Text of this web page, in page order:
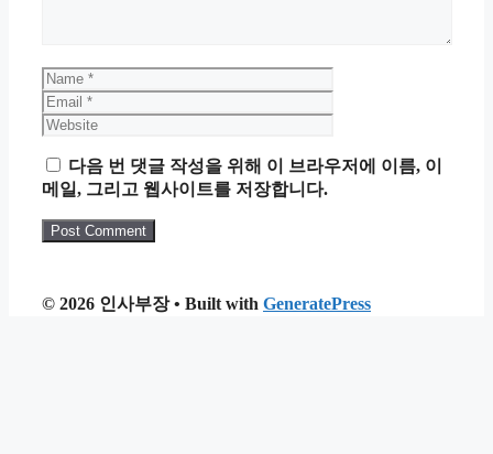
Name
다음 번 댓글 작성을 위해 이 브라우저에 이름, 이
메일, 그리고 웹사이트를 저장합니다.
© 2026 인사부장• Built with GeneratePress